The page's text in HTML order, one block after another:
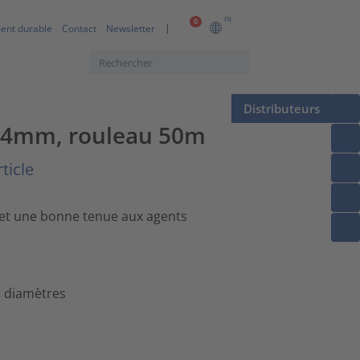
0 FR
durable Contact Newsletter
Distributeurs
rouleau 50m
une bonne tenue aux agents
diamètres